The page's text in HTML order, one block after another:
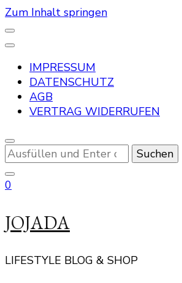
Zum Inhalt springen
IMPRESSUM
DATENSCHUTZ
AGB
VERTRAG WIDERRUFEN
Suchst
du
nach
0
JOJADA
LIFESTYLE BLOG & SHOP